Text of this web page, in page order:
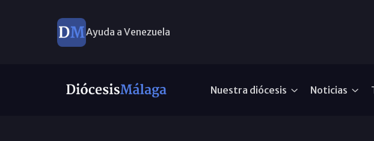
Ayuda a Venezuela
Nuestra diócesis Noticias